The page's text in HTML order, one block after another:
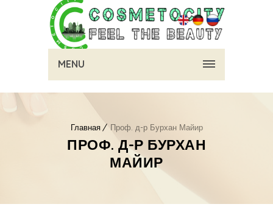
MENU
Главная Проф. д-р Бурхан Майир
ПРОФ. Д-Р БУРХАН
МАЙИР